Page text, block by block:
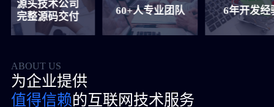
技术公司
源码交付
60+人专业团队 6年开发经验
ABOUT US
为企业提供
值得信赖的互联网技术服务